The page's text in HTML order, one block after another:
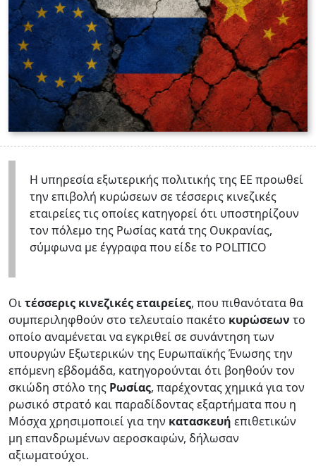
Η υπηρεσία εξωτερικής πολιτικής της ΕΕ προωθεί
την επιβολή κυρώσεων σε τέσσερις κινεζικές
εταιρείες τις οποίες κατηγορεί ότι υποστηρίζουν
τον πόλεμο της Ρωσίας κατά της Ουκρανίας,
σύμφωνα με έγγραφα που είδε το POLITICO
Οιτέσσερις κινεζικές εταιρείες, που πιθανότατα θα
συμπεριληφθούν στο τελευταίο πακέτο κυρώσεων το
οποίο αναμένεται να εγκριθεί σε συνάντηση των
υπουργών Εξωτερικών της Ευρωπαϊκής Ένωσης την
επόμενη εβδομάδα, κατηγορούνται ότι βοηθούν τον
σκιώδη στόλο της Ρωσίας, παρέχοντας χημικά για τον
ρωσικό στρατό και παραδίδοντας εξαρτήματα που η
Μόσχα χρησιμοποιεί για την κατασκευή επιθετικών
μη επανδρωμένων αεροσκαφών, δήλωσαν
αξιωματούχοι.